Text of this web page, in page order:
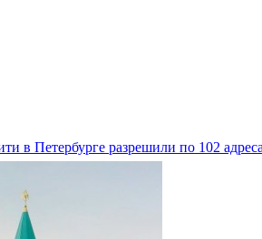
в Петербурге разрешили по 102